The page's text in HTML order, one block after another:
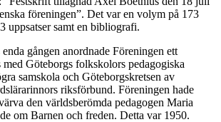
föreningen”. Det var en volym på 173
uppsatser samt en bibliografi.
gången anordnade Föreningen ett
Göteborgs folkskolors pedagogiska
samskola och Göteborgskretsen av
riksförbund. Föreningen hade
den världsberömda pedagogen Maria
om Barnen och freden. Detta var 1950.